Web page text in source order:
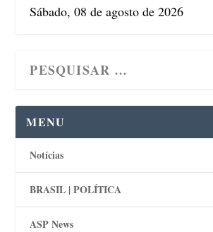
Sábado, 08 de agosto de 2026
MENU
Notícias
BRASIL | POLÍTICA
ASP News